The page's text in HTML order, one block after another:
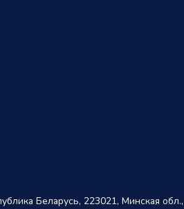
Беларусь, 223021, Минская обл.,